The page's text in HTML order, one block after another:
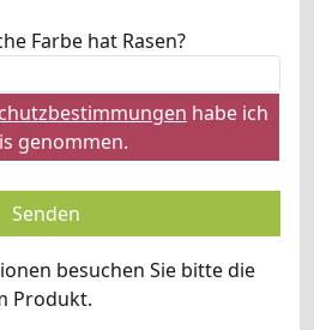
Farbe hat Rasen?
habe ich
genommen.
Senden
besuchen Sie bitte die
Produkt.